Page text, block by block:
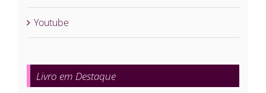
Youtube
Livro em Destaque